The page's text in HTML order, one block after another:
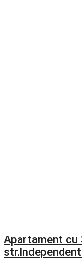
Apartament cu